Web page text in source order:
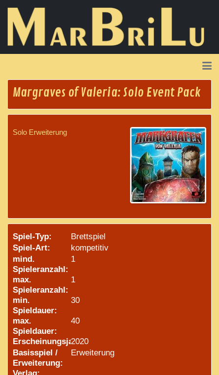
Margraves of Valeria: Solo Event Pack
Solo Erweiterung
Spiel-Typ:
Brettspiel
Spiel-Art:
kompetitiv
mind.
Spieleranzahl:
1
max.
Spieleranzahl:
1
min.
Spieldauer:
30
max.
Spieldauer:
40
Erscheinungsjahr:
2020
Basisspiel /
Erweiterung:
Erweiterung